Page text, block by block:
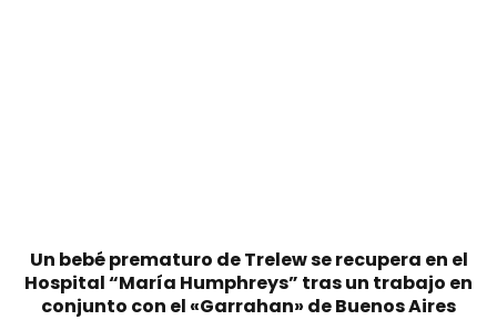
Un bebé prematuro de Trelew se recupera en el
Hospital “María Humphreys” tras un trabajo en
conjunto con el «Garrahan» de Buenos Aires